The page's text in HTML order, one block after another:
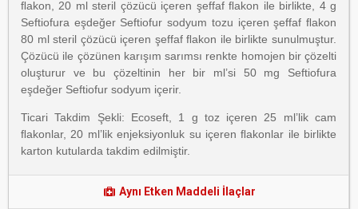
ﬂakon, 20 ml steril çözücü içeren şeffaf ﬂakon ile birlikte, 4 g
Seftiofura eşdeğer Seftiofur sodyum tozu içeren şeffaf ﬂakon
80 ml steril çözücü içeren şeffaf ﬂakon ile birlikte sunulmuştur.
Çözücü ile çözünen karışım sarımsı renkte homojen bir çözelti
oluşturur ve bu çözeltinin her bir ml’si 50 mg Seftiofura
eşdeğer Seftiofur sodyum içerir.
Ticari Takdim Şekli: Ecoseft, 1 g toz içeren 25 ml’lik cam
ﬂakonlar, 20 ml’lik enjeksiyonluk su içeren ﬂakonlar ile birlikte
karton kutularda takdim edilmiştir.
Aynı Etken Maddeli İlaçlar